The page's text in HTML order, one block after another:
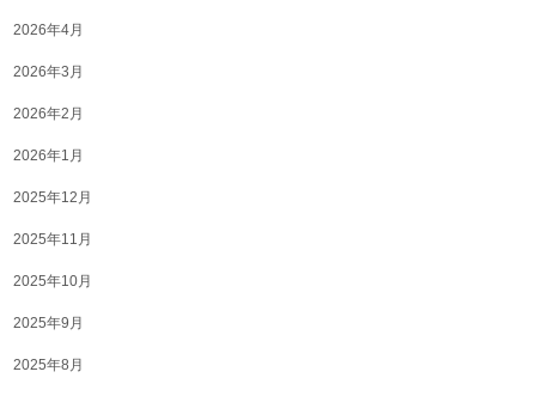
2026年4月
2026年3月
2026年2月
2026年1月
2025年12月
2025年11月
2025年10月
2025年9月
2025年8月